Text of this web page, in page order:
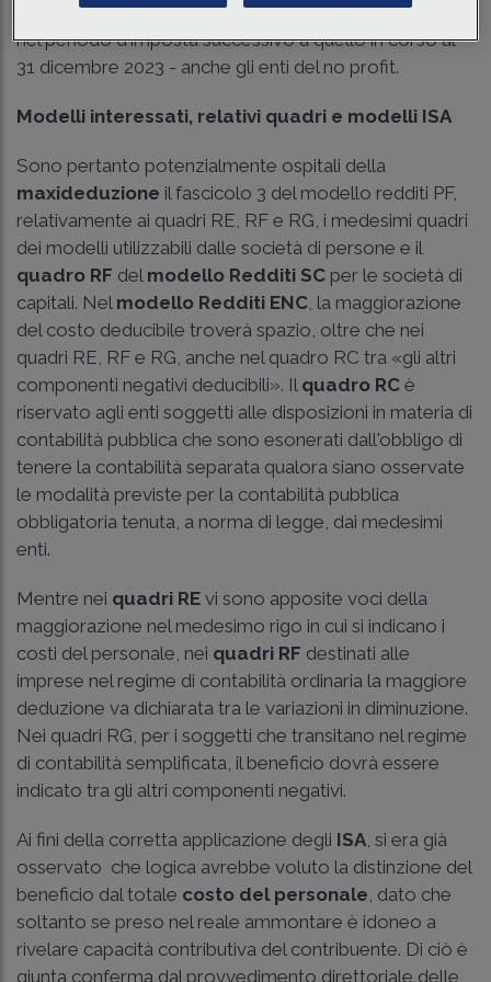
tal fine si servano di manodopera dipendente assunta
nel periodo d'imposta successivo a quello in corso al
31 dicembre 2023 - anche gli enti del no profit.
Modelli interessati, relativi quadri e modelli ISA
Sono pertanto potenzialmente ospitali della
maxideduzione il fascicolo 3 del modello redditi PF,
relativamente ai quadri RE, RF e RG, i medesimi quadri
dei modelli utilizzabili dalle società di persone e il
quadro RF del modello Redditi SC per le società di
capitali. Nel modello Redditi ENC , la maggiorazione
del costo deducibile troverà spazio, oltre che nei
quadri RE, RF e RG, anche nel quadro RC tra «gli altri
componenti negativi deducibili». Il quadro RC è
riservato agli enti soggetti alle disposizioni in materia di
contabilità pubblica che sono esonerati dall'obbligo di
tenere la contabilità separata qualora siano osservate
le modalità previste per la contabilità pubblica
obbligatoria tenuta, a norma di legge, dai medesimi
enti.
Mentre nei quadri RE vi sono apposite voci della
maggiorazione nel medesimo rigo in cui si indicano i
costi del personale, nei quadri RF destinati alle
imprese nel regime di contabilità ordinaria la maggiore
deduzione va dichiarata tra le variazioni in diminuzione.
Nei quadri RG, per i soggetti che transitano nel regime
di contabilità semplificata, il beneficio dovrà essere
indicato tra gli altri componenti negativi.
Ai fini della corretta applicazione degli ISA , si era già
osservato che logica avrebbe voluto la distinzione del
beneficio dal totale costo del personale , dato che
soltanto se preso nel reale ammontare è idoneo a
rivelare capacità contributiva del contribuente. Di ciò è
giunta conferma dal provvedimento direttoriale delle